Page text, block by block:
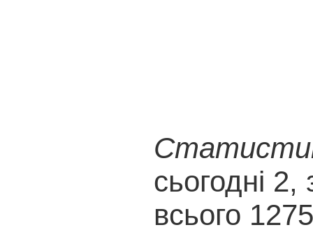
сьогодні 2,
всього 1275